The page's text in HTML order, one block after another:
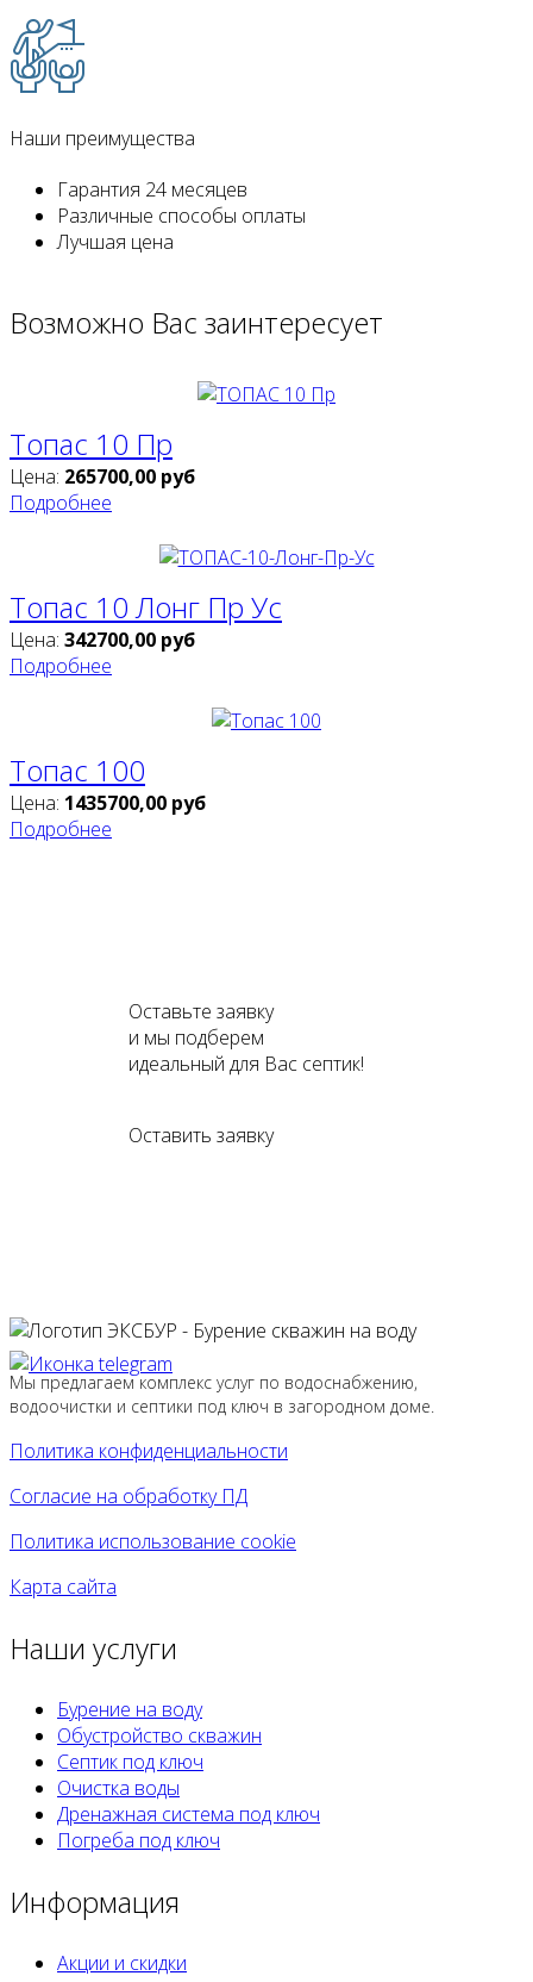
Наши преимущества
Гарантия 24 месяцев
Различные способы оплаты
Лучшая цена
Возможно Вас заинтересует
Топас 10 Пр
Цена: 265700,00 руб
Подробнее
Топас 10 Лонг Пр Ус
Цена: 342700,00 руб
Подробнее
Топас 100
Цена: 1435700,00 руб
Подробнее
Оставьте заявку
и мы подберем
идеальный для Вас септик!
Оставить заявку
Мы предлагаем комплекс услуг по водоснабжению,
водоочистки и септики под ключ в загородном доме.
Политика конфиденциальности
Согласие на обработку ПД
Политика использование cookie
Карта сайта
Наши услуги
Бурение на воду
Обустройство скважин
Септик под ключ
Очистка воды
Дренажная система под ключ
Погреба под ключ
Информация
Акции и скидки